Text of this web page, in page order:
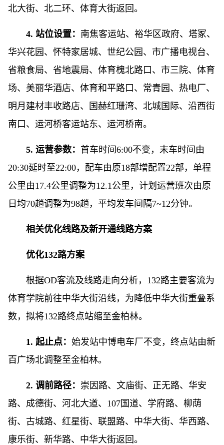
北大街、北二环、体育大街返回。
4. 站位设置： 南焦客运站、裕华区政府、塔冢、
华兴花园、怀特家居城、世纪公园、市广播电视台、
省粮食局、省地震局、体育槐北路口、市三院、体育
场、美丽华酒店、体育和平路口、常青园、热电厂、
明月建材丰收路店、国赫红珊湾、北城国际、沿西街
南口、运河桥客运站东、运河桥南。
5. 运营参数： 首车时间6:00不变，末车时间由
20:30延时至22:00，配车由原18部增配置22部，单程
公里由17.4公里调整为12.1公里，计划运营班次由原
日均70趟调整为98趟，平均发车间隔7~12分钟。
相关优化线路及新开通线路方案
优化132路方案
根据OD客流及线路走向分析，132路主要客流为
体育学院前往中华大街沿线，为降低中华大街重叠系
数，拟将132路终点站缩至金柏林。
1. 起止点： 始发站中博电车厂不变，终点站由新
百广场北调整至金柏林。
2. 调前路径： 崇因路、文庙街、正无路、华安
路、成德街、河北大道、107国道、学府路、柳荫
街、古城路、红星街、联盟路、中华大街、华西路、
康乐街、新华路、中华大街返回。